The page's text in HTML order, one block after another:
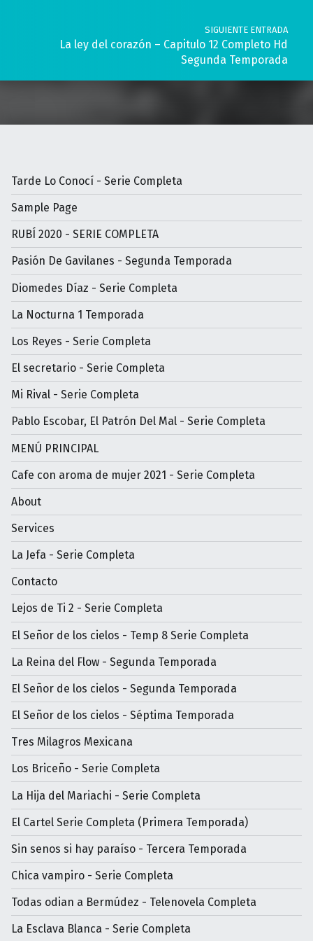
SIGUIENTE ENTRADA
La ley del corazón – Capitulo 12 Completo Hd
Segunda Temporada
Tarde Lo Conocí - Serie Completa
Sample Page
RUBÍ 2020 - SERIE COMPLETA
Pasión De Gavilanes - Segunda Temporada
Diomedes Díaz - Serie Completa
La Nocturna 1 Temporada
Los Reyes - Serie Completa
El secretario - Serie Completa
Mi Rival - Serie Completa
Pablo Escobar, El Patrón Del Mal - Serie Completa
MENÚ PRINCIPAL
Cafe con aroma de mujer 2021 - Serie Completa
About
Services
La Jefa - Serie Completa
Contacto
Lejos de Ti 2 - Serie Completa
El Señor de los cielos - Temp 8 Serie Completa
La Reina del Flow - Segunda Temporada
El Señor de los cielos - Segunda Temporada
El Señor de los cielos - Séptima Temporada
Tres Milagros Mexicana
Los Briceño - Serie Completa
La Hija del Mariachi - Serie Completa
El Cartel Serie Completa (Primera Temporada)
Sin senos si hay paraíso - Tercera Temporada
Chica vampiro - Serie Completa
Todas odian a Bermúdez - Telenovela Completa
La Esclava Blanca - Serie Completa